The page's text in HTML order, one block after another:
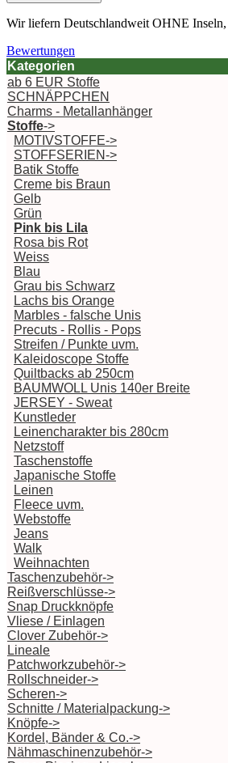
Wir liefern Deutschlandweit OHNE
Bewertungen
Kategorien
ab 6 EUR Stoffe
SCHNÄPPCHEN
Charms - Metallanhänger
Stoffe->
MOTIVSTOFFE->
STOFFSERIEN->
Batik Stoffe
Creme bis Braun
Gelb
Grün
Pink bis Lila
Rosa bis Rot
Weiss
Blau
Grau bis Schwarz
Lachs bis Orange
Marbles - falsche Unis
Precuts - Rollis - Pops
Streifen / Punkte uvm.
Kaleidoscope Stoffe
Quiltbacks ab 250cm
BAUMWOLL Unis 140er Breite
JERSEY - Sweat
Kunstleder
Leinencharakter bis 280cm
Netzstoff
Taschenstoffe
Japanische Stoffe
Leinen
Fleece uvm.
Webstoffe
Jeans
Walk
Weihnachten
Taschenzubehör->
Reißverschlüsse->
Snap Druckknöpfe
Vliese / Einlagen
Clover Zubehör->
Lineale
Patchworkzubehör->
Rollschneider->
Scheren->
Schnitte / Materialpackung->
Knöpfe->
Kordel, Bänder & Co.->
Nähmaschinenzubehör->